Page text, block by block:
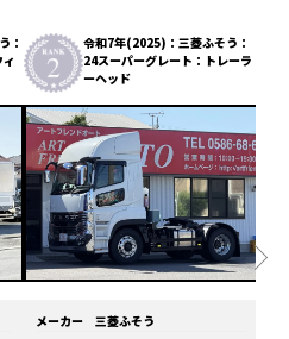
：
令和7年(2025)：三菱ふそう：
24スーパーグレート：トレーラ
ーヘッド
メーカー 三菱ふそう